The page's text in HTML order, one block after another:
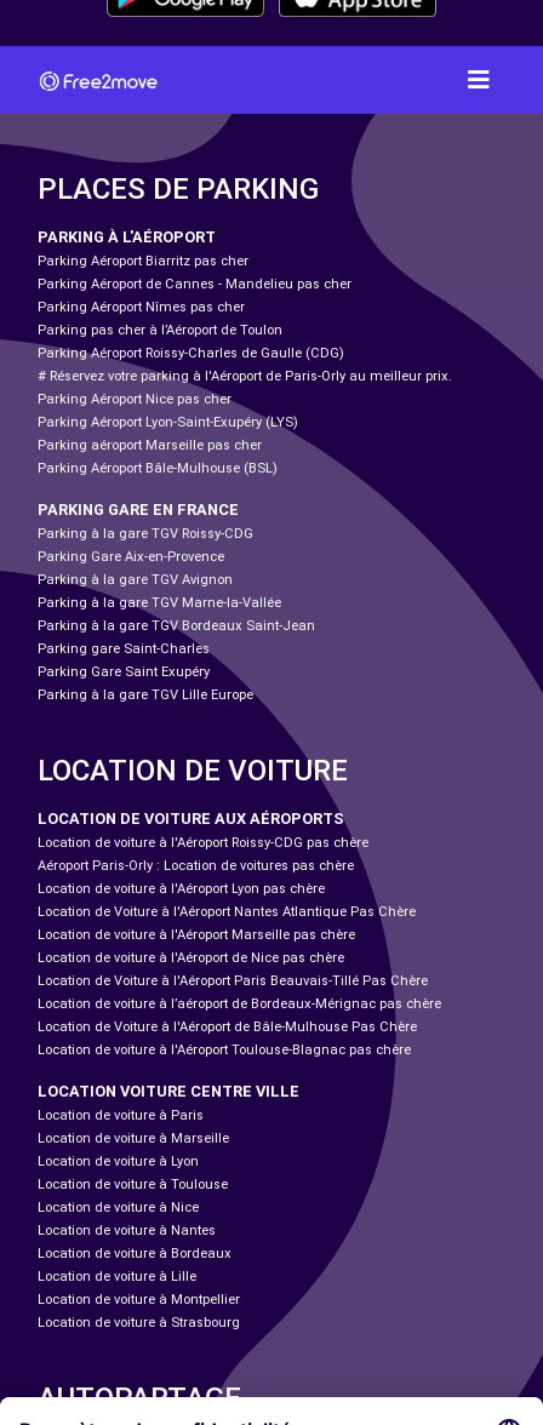
PLACES DE PARKING
PARKING À L'AÉROPORT
Parking Aéroport Biarritz pas cher
Parking Aéroport de Cannes - Mandelieu pas cher
Parking Aéroport Nîmes pas cher
Parking pas cher à l’Aéroport de Toulon
Parking Aéroport Roissy-Charles de Gaulle (CDG)
# Réservez votre parking à l'Aéroport de Paris-Orly au meilleur prix.
Parking Aéroport Nice pas cher
Parking Aéroport Lyon-Saint-Exupéry (LYS)
Parking aéroport Marseille pas cher
Parking Aéroport Bâle-Mulhouse (BSL)
PARKING GARE EN FRANCE
Parking à la gare TGV Roissy-CDG
Parking Gare Aix-en-Provence
Parking à la gare TGV Avignon
Parking à la gare TGV Marne-la-Vallée
Parking à la gare TGV Bordeaux Saint-Jean
Parking gare Saint-Charles
Parking Gare Saint Exupéry
Parking à la gare TGV Lille Europe
LOCATION DE VOITURE
LOCATION DE VOITURE AUX AÉROPORTS
Location de voiture à l'Aéroport Roissy-CDG pas chère
Aéroport Paris-Orly : Location de voitures pas chère
Location de voiture à l'Aéroport Lyon pas chère
Location de Voiture à l'Aéroport Nantes Atlantique Pas Chère
Location de voiture à l'Aéroport Marseille pas chère
Location de voiture à l'Aéroport de Nice pas chère
Location de Voiture à l'Aéroport Paris Beauvais-Tillé Pas Chère
Location de voiture à l’aéroport de Bordeaux-Mérignac pas chère
Location de Voiture à l'Aéroport de Bâle-Mulhouse Pas Chère
Location de voiture à l'Aéroport Toulouse-Blagnac pas chère
LOCATION VOITURE CENTRE VILLE
Location de voiture à Paris
Location de voiture à Marseille
Location de voiture à Lyon
Location de voiture à Toulouse
Location de voiture à Nice
Location de voiture à Nantes
Location de voiture à Bordeaux
Location de voiture à Lille
Location de voiture à Montpellier
Location de voiture à Strasbourg
AUTOPARTAGE